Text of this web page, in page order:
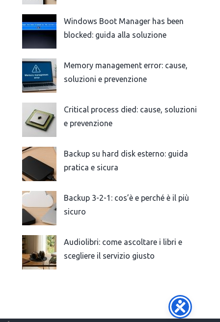
Windows Boot Manager has been
blocked: guida alla soluzione
Memory management error: cause,
soluzioni e prevenzione
Critical process died: cause, soluzioni
e prevenzione
Backup su hard disk esterno: guida
pratica e sicura
Backup 3-2-1: cos’è e perché è il più
sicuro
Audiolibri: come ascoltare i libri e
scegliere il servizio giusto